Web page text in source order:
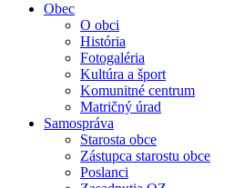
Obec
O obci
História
Fotogaléria
Kultúra a šport
Komunitné centrum
Matričný úrad
Samospráva
Starosta obce
Zástupca starostu obce
Poslanci